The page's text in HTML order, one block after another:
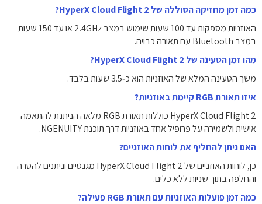
כמה זמן מחזיקה הסוללה של HyperX Cloud Flight 2?
האוזניות מספקות עד 100 שעות שימוש במצב 2.4GHz או עד 150 שעות
במצב Bluetooth עם תאורה כבויה.
מהו זמן הטעינה של HyperX Cloud Flight 2?
משך הטעינה המלא של האוזניות הוא כ‑3.5 שעות בלבד.
איזו תאורת RGB קיימת באוזניות?
HyperX Cloud Flight 2 כוללות תאורת RGB מלאה הניתנת להתאמה
אישית ולשמירה על פרופיל אחד באוזניות דרך תוכנת NGENUITY.
האם ניתן להחליף את לוחות האוזניים?
כן, לוחות האוזניים של HyperX Cloud Flight 2 מגנטיים וניתנים להסרה
והחלפה בתוך שניות ללא כלים.
כמה זמן פועלות האוזניות עם תאורת RGB פעילה?